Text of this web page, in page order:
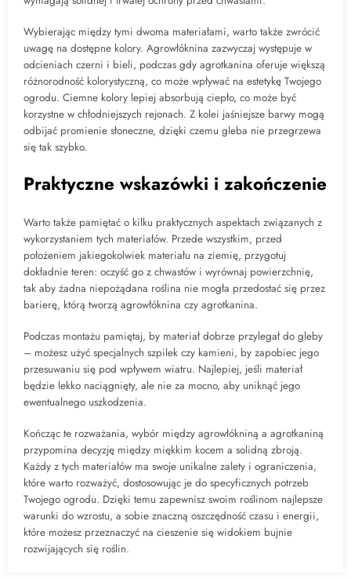
Wybierając między tymi dwoma materiałami, warto także zwrócić
uwagę na dostępne kolory. Agrowłóknina zazwyczaj występuje w
odcieniach czerni i bieli, podczas gdy agrotkanina oferuje większą
różnorodność kolorystyczną, co może wpływać na estetykę Twojego
ogrodu. Ciemne kolory lepiej absorbują ciepło, co może być
korzystne w chłodniejszych rejonach. Z kolei jaśniejsze barwy mogą
odbijać promienie słoneczne, dzięki czemu gleba nie przegrzewa
się tak szybko.
Praktyczne wskazówki i zakończenie
Warto także pamiętać o kilku praktycznych aspektach związanych z
wykorzystaniem tych materiałów. Przede wszystkim, przed
położeniem jakiegokolwiek materiału na ziemię, przygotuj
dokładnie teren: oczyść go z chwastów i wyrównaj powierzchnię,
tak aby żadna niepożądana roślina nie mogła przedostać się przez
barierę, którą tworzą agrowłóknina czy agrotkanina.
Podczas montażu pamiętaj, by materiał dobrze przylegał do gleby
– możesz użyć specjalnych szpilek czy kamieni, by zapobiec jego
przesuwaniu się pod wpływem wiatru. Najlepiej, jeśli materiał
będzie lekko naciągnięty, ale nie za mocno, aby uniknąć jego
ewentualnego uszkodzenia.
Kończąc te rozważania, wybór między agrowłókniną a agrotkaniną
przypomina decyzję między miękkim kocem a solidną zbroją.
Każdy z tych materiałów ma swoje unikalne zalety i ograniczenia,
które warto rozważyć, dostosowując je do specyficznych potrzeb
Twojego ogrodu. Dzięki temu zapewnisz swoim roślinom najlepsze
warunki do wzrostu, a sobie znaczną oszczędność czasu i energii,
które możesz przeznaczyć na cieszenie się widokiem bujnie
rozwijających się roślin.